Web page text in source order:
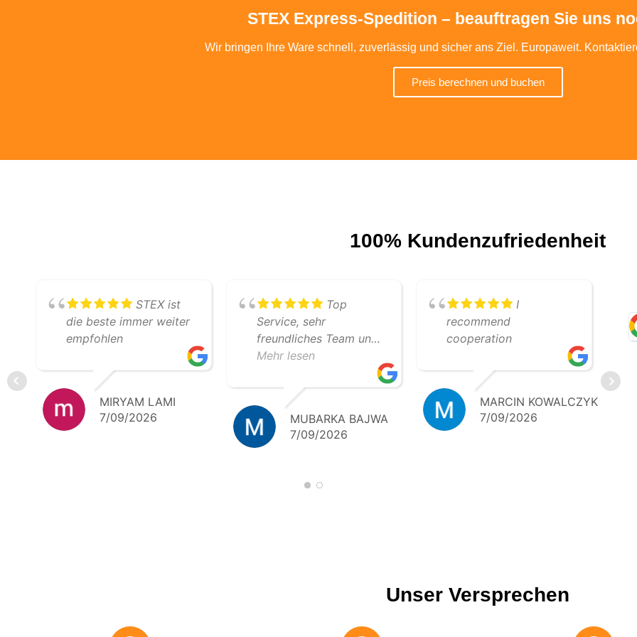
STEX Express-Spedition – beauftragen Sie uns
Wir bringen Ihre Ware schnell, zuverlässig und sicher ans Ziel. Europaweit.
Preis berechnen und buchen
100% Kundenzufriedenheit
STEX ist
die beste immer weiter
empfohlen
MIRYAM LAMI
7/09/2026
Top
Service, sehr
freundliches Team und
professionelle
freuen uns auf weitere
gemeinsame
Transporte. Klare
Empfehlung – 5 Sterne!
Mehr lesen
MUBARKA BAJWA
7/09/2026
I
recommend
cooperation
MARCIN KOWALCZYK
7/09/2026
Unser Versprechen